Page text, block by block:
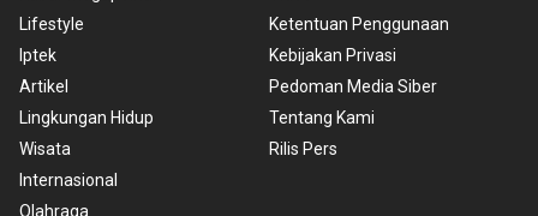
Lifestyle
Iptek
Artikel
Lingkungan Hidup
Wisata
Internasional
Olahraga
Ketentuan Penggunaan
Kebijakan Privasi
Pedoman Media Siber
Tentang Kami
Rilis Pers